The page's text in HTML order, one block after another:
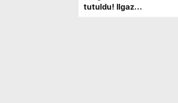
tutuldu! Ilgaz